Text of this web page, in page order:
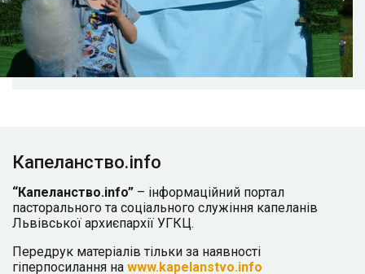
Капеланство.info
“Капеланство.info” – інформаційний портал
пасторального та соціального служіння капеланів
Львівської архиєпархії УГКЦ.
Передрук матеріалів тільки за наявності
гіперпосилання на www.kapelanstvo.info